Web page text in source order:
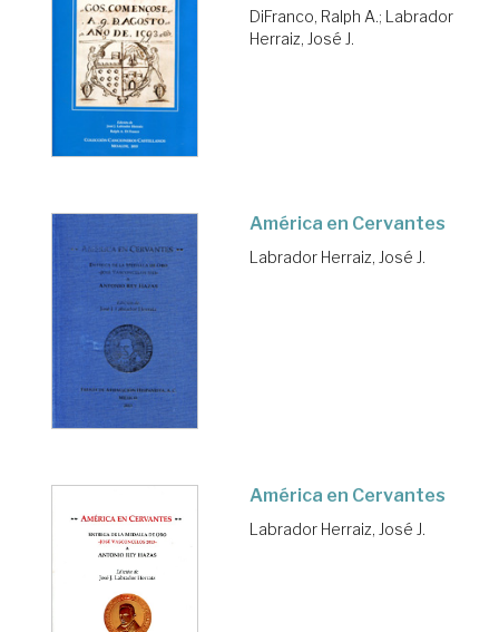
DiFranco, Ralph A.; Labrador
Herraiz, José J.
América en Cervantes
Labrador Herraiz, José J.
América en Cervantes
Labrador Herraiz, José J.